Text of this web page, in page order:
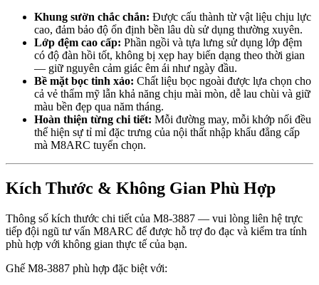
Khung sườn chắc chắn: Được cấu thành từ vật liệu chịu lực
cao, đảm bảo độ ổn định bền lâu dù sử dụng thường xuyên.
Lớp đệm cao cấp: Phần ngồi và tựa lưng sử dụng lớp đệm
có độ đàn hồi tốt, không bị xẹp hay biến dạng theo thời gian
— giữ nguyên cảm giác êm ái như ngày đầu.
Bề mặt bọc tinh xảo: Chất liệu bọc ngoài được lựa chọn cho
cả vẻ thẩm mỹ lẫn khả năng chịu mài mòn, dễ lau chùi và giữ
màu bền đẹp qua năm tháng.
Hoàn thiện từng chi tiết: Mỗi đường may, mỗi khớp nối đều
thể hiện sự tỉ mỉ đặc trưng của nội thất nhập khẩu đẳng cấp
mà M8ARC tuyển chọn.
Kích Thước & Không Gian Phù Hợp
Thông số kích thước chi tiết của M8-3887 — vui lòng liên hệ trực
tiếp đội ngũ tư vấn M8ARC để được hỗ trợ đo đạc và kiểm tra tính
phù hợp với không gian thực tế của bạn.
Ghế M8-3887 phù hợp đặc biệt với: